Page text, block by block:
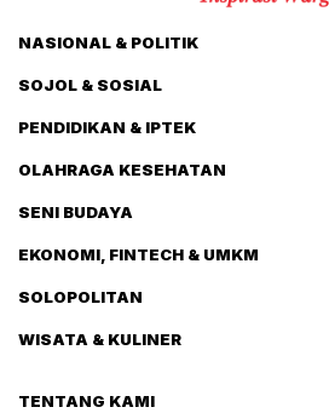
NASIONAL & POLITIK
SOJOL & SOSIAL
PENDIDIKAN & IPTEK
OLAHRAGA KESEHATAN
SENI BUDAYA
EKONOMI, FINTECH & UMKM
SOLOPOLITAN
WISATA & KULINER
TENTANG KAMI